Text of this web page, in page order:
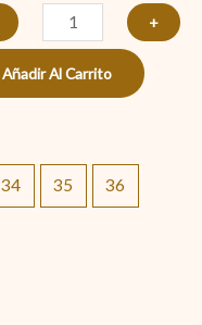
+
Añadir Al Carrito
34 35 36